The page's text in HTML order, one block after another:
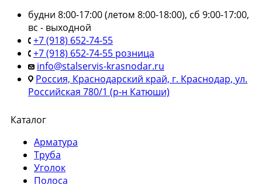
будни 8:00-17:00 (летом 8:00-18:00), сб 9:00-17:00,
вс - выходной
+7 (918) 652-74-55
+7 (918) 652-74-55 розница
info@stalservis-krasnodar.ru
Россия, Краснодарский край, г. Краснодар, ул.
Российская 780/1 (р-н Катюши)
Каталог
Арматура
Труба
Уголок
Полоса